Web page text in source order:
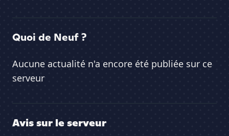
Quoi de Neuf ?
Aucune actualité n'a encore été publiée sur ce
serveur
Avis sur le serveur